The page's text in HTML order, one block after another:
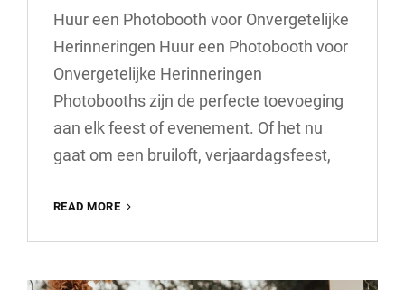
Huur een Photobooth voor Onvergetelijke
Herinneringen Huur een Photobooth voor
Onvergetelijke Herinneringen
Photobooths zijn de perfecte toevoeging
aan elk feest of evenement. Of het nu
gaat om een bruiloft, verjaardagsfeest,
READ MORE
PHOTOBOOTH
ONVERGETELIJKE